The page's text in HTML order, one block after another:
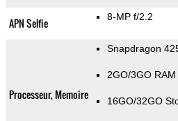
APN Selfie 8-MP f/2.2
Processeur, Memoire
Snapdragon
2GO/3GO RAM
16GO/32GO